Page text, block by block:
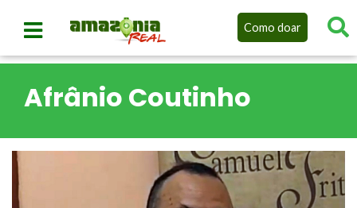
Como doar
Afrânio Coutinho